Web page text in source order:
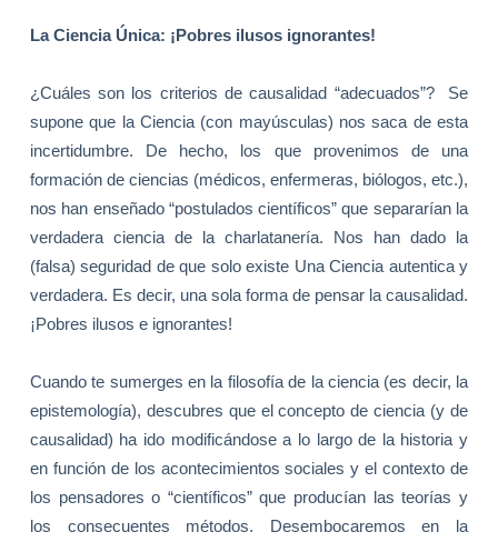
La CienciaÚnica: ¡Pobres ilusos ignorantes!
¿Cuáles son los criterios de causalidad “adecuados”?
Se
supone que la Ciencia(con mayúsculas) nos saca de esta
incertidumbre. De hecho, los que provenimos de una
formación de ciencias (médicos, enfermeras, biólogos, etc.),
nos han enseñado “postulados científicos” que separarían la
verdadera ciencia de la charlatanería. Nos han dado la
(falsa) seguridad de que solo existe Una Ciencia autentica y
verdadera. Es decir, una sola forma de pensar la causalidad.
¡Pobres ilusos e ignorantes!
Cuando te sumerges en la filosofía de la ciencia (es decir, la
epistemología), descubres que el concepto de ciencia (y de
causalidad) ha ido modificándose a lo largo de la historia y
en función de los acontecimientos sociales y el contexto de
los pensadores o “científicos” que producían las teorías y
los consecuentes métodos. Desembocaremos en la